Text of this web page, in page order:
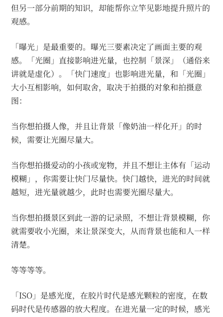
但另一部分前期的知识，却能帮你立竿见影地提升照片的
观感。
「曝光」是最重要的。曝光三要素决定了画面主要的观
感。「光圈」直接影响进光量，也控制「景深」（通俗来
讲就是虚化）。「快门速度」也影响进光量，和「光圈」
大小互相影响，如何取舍，取决于拍摄的对象和拍摄意
图：
当你想拍摄人像，并且让背景「像奶油一样化开」的时
候，需要让光圈尽量大。
当你想拍摄爱动的小孩或宠物，并且不想让主体有「运动
模糊」，你需要让快门尽量快。快门越快，进光的时间就
越短，进光量就越少，此时也需要光圈尽量大。
当你想拍摄景区到此一游的记录照，不想让背景模糊，你
就需要收小光圈，来让景深变大，从而背景也能和人一样
清楚。
等等等等。
「ISO」是感光度，在胶片时代是感光颗粒的密度，在数
码时代是传感器的放大程度。在进光量一定的时候，感光